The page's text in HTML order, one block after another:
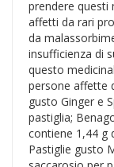
prendere questi
affetti da rari
da
insufficienza di
questo
persone affette
gusto Ginger e
pastiglia;
contiene 1,44 g
Pastiglie gusto